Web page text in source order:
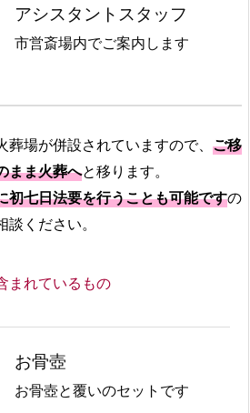
アシスタントスタッフ
市営斎場内でご案内します
葬場が併設されていますので、 ご移
まま火葬へと移ります。
初七日法要を行うことも可能ですの
ください。
まれているもの
お骨壺
お骨壺と覆いのセットです